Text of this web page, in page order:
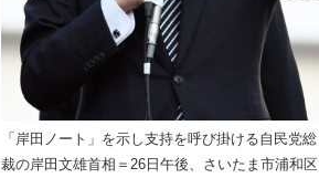
「岸田ノート」を示し支持を呼び掛ける自民党総
裁の岸田文雄首相＝26日午後、さいたま市浦和区